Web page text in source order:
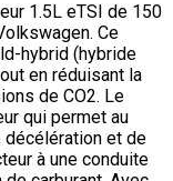
1.5L eTSI de 150
Ce
hybrid (hybride
en réduisant la
de CO2. Le
qui permet au
et de
à une conduite